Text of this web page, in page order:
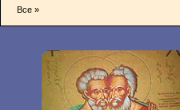
Все »